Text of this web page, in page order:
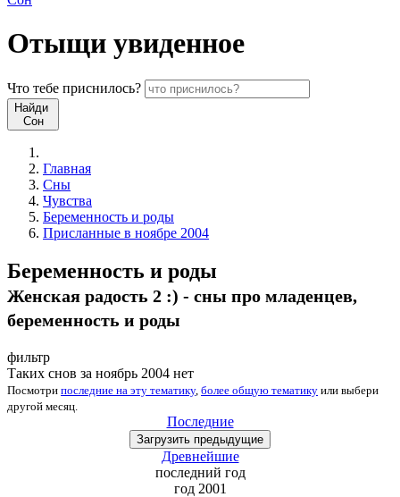
Отыщи увиденное
Что тебе приснилось?
Найди
Сон
Главная
Сны
Чувства
Беременность и роды
Присланные в ноябре 2004
Беременность и роды
Женская радость 2 :) - сны про младенцев,
беременность и роды
фильтр
Таких снов за ноябрь 2004 нет
Посмотри последние на эту тематику, более общую тематику или выбери
другой месяц
Последние
Загрузить предыдущие
Древнейшие
последний год
год 2001